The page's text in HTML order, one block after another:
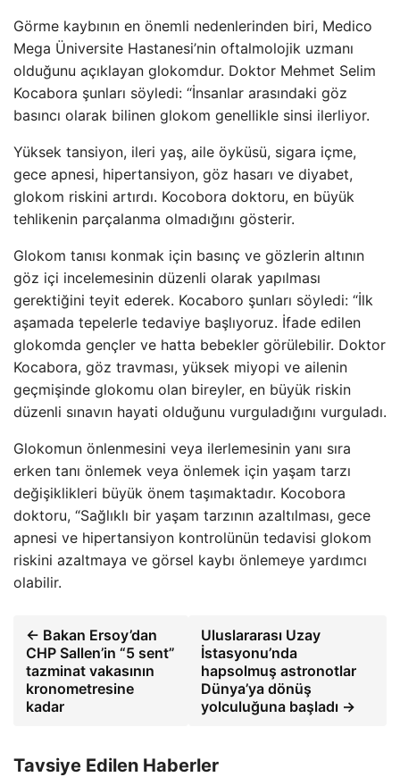
Görme kaybının en önemli nedenlerinden biri, Medico
Mega Üniversite Hastanesi’nin oftalmolojik uzmanı
olduğunu açıklayan glokomdur. Doktor Mehmet Selim
Kocabora şunları söyledi: “İnsanlar arasındaki göz
basıncı olarak bilinen glokom genellikle sinsi ilerliyor.
Yüksek tansiyon, ileri yaş, aile öyküsü, sigara içme,
gece apnesi, hipertansiyon, göz hasarı ve diyabet,
glokom riskini artırdı. Kocobora doktoru, en büyük
tehlikenin parçalanma olmadığını gösterir.
Glokom tanısı konmak için basınç ve gözlerin altının
göz içi incelemesinin düzenli olarak yapılması
gerektiğini teyit ederek. Kocaboro şunları söyledi: “İlk
aşamada tepelerle tedaviye başlıyoruz. İfade edilen
glokomda gençler ve hatta bebekler görülebilir. Doktor
Kocabora, göz travması, yüksek miyopi ve ailenin
geçmişinde glokomu olan bireyler, en büyük riskin
düzenli sınavın hayati olduğunu vurguladığını vurguladı.
Glokomun önlenmesini veya ilerlemesinin yanı sıra
erken tanı önlemek veya önlemek için yaşam tarzı
değişiklikleri büyük önem taşımaktadır. Kocobora
doktoru, “Sağlıklı bir yaşam tarzının azaltılması, gece
apnesi ve hipertansiyon kontrolünün tedavisi glokom
riskini azaltmaya ve görsel kaybı önlemeye yardımcı
olabilir.
← Bakan Ersoy’dan
CHP Sallen’in “5 sent”
tazminat vakasının
kronometresine
kadar
Uluslararası Uzay
İstasyonu’nda
hapsolmuş astronotlar
Dünya’ya dönüş
yolculuğuna başladı →
Tavsiye Edilen Haberler